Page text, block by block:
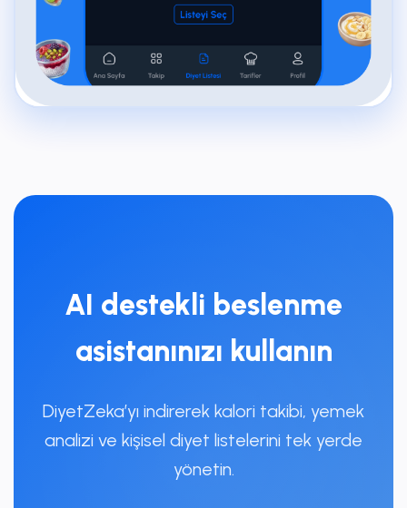
AI destekli beslenme
asistanınızı kullanın
DiyetZeka’yı indirerek kalori takibi, yemek
analizi ve kişisel diyet listelerini tek yerde
yönetin.